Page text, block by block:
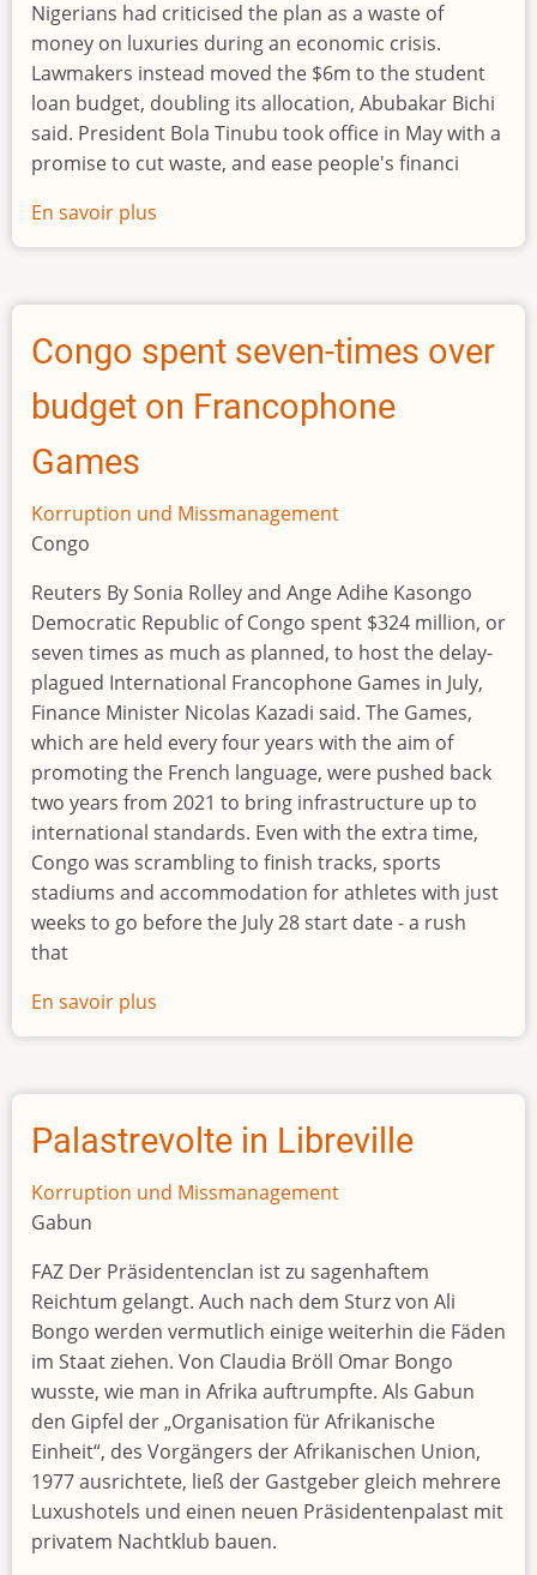
Nigerians had criticised the plan as a waste of
money on luxuries during an economic crisis.
Lawmakers instead moved the $6m to the student
loan budget, doubling its allocation, Abubakar Bichi
said. President Bola Tinubu took office in May with a
promise to cut waste, and ease people's financi
En savoir plus
Nigeria's
of
reject
plan
to
yacht
Congo spent seven-times over
budget on Francophone
Games
Korruption und Missmanagement
Congo
Reuters By Sonia Rolley and Ange Adihe Kasongo
Democratic Republic of Congo spent $324 million, or
seven times as much as planned, to host the delay-
plagued International Francophone Games in July,
Finance Minister Nicolas Kazadi said. The Games,
which are held every four years with the aim of
promoting the French language, were pushed back
two years from 2021 to bring infrastructure up to
international standards. Even with the extra time,
Congo was scrambling to finish tracks, sports
stadiums and accommodation for athletes with just
weeks to go before the July 28 start date - a rush
that
En savoir plus
Congo
seven-
times
over
budget
Games
Palastrevolte in Libreville
Korruption und Missmanagement
Gabun
FAZ Der Präsidentenclan ist zu sagenhaftem
Reichtum gelangt. Auch nach dem Sturz von Ali
Bongo werden vermutlich einige weiterhin die Fäden
im Staat ziehen. Von Claudia Bröll Omar Bongo
wusste, wie man in Afrika auftrumpfte. Als Gabun
den Gipfel der „Organisation für Afrikanische
Einheit“, des Vorgängers der Afrikanischen Union,
1977 ausrichtete, ließ der Gastgeber gleich mehrere
Luxushotels und einen neuen Präsidentenpalast mit
privatem Nachtklub bauen.